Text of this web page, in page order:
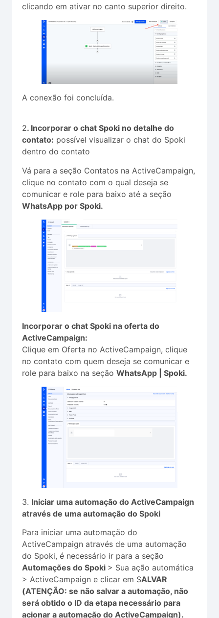
clicando em ativar no canto superior direito.
A conexão foi concluída.
2. Incorporar o chat Spoki no detalhe do
contato: possível visualizar o chat do Spoki
dentro do contato
Vá para a seção Contatos na ActiveCampaign,
clique no contato com o qual deseja se
comunicar e role para baixo até a seção
WhatsApp por Spoki.
Incorporar o chat Spoki na oferta do
ActiveCampaign:
Clique em Oferta no ActiveCampaign, clique
no contato com quem deseja se comunicar e
role para baixo na seção WhatsApp | Spoki.
3. Iniciar uma automação do ActiveCampaign
através de uma automação do Spoki
Para iniciar uma automação do
ActiveCampaign através de uma automação
do Spoki, é necessário ir para a seção
Automações do Spoki > Sua ação automática
> ActiveCampaign e clicar em SALVAR
(ATENÇÃO: se não salvar a automação, não
será obtido o ID da etapa necessário para
acionar a automação do ActiveCampaign).